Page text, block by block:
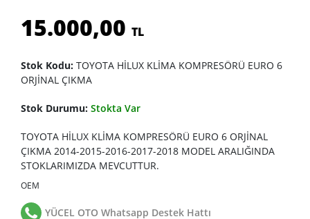
15.000,00 TL
Stok Kodu: TOYOTA HİLUX KLİMA KOMPRESÖRÜ EURO 6
ORJİNAL ÇIKMA
Stok Durumu: Stokta Var
TOYOTA HİLUX KLİMA KOMPRESÖRÜ EURO 6 ORJİNAL
ÇIKMA 2014-2015-2016-2017-2018 MODEL ARALIĞINDA
STOKLARIMIZDA MEVCUTTUR.
OEM
YÜCEL OTO Whatsapp Destek Hattı